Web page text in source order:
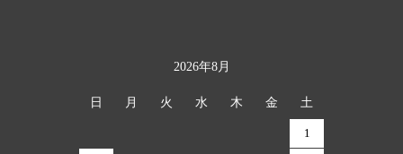
2026年8月
日 月 火 水 木 金 土
1